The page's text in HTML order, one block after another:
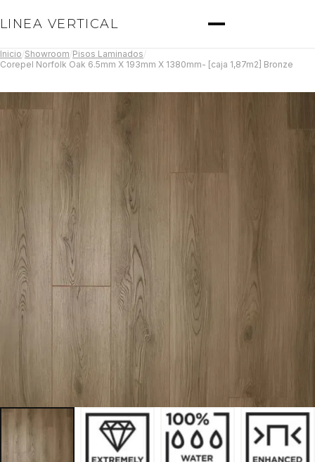
LINEA VERTICAL
Inicio Showroom Pisos Laminados
Corepel Norfolk Oak 6.5mm X 193mm X 1380mm- [caja 1,87m2] Bronze